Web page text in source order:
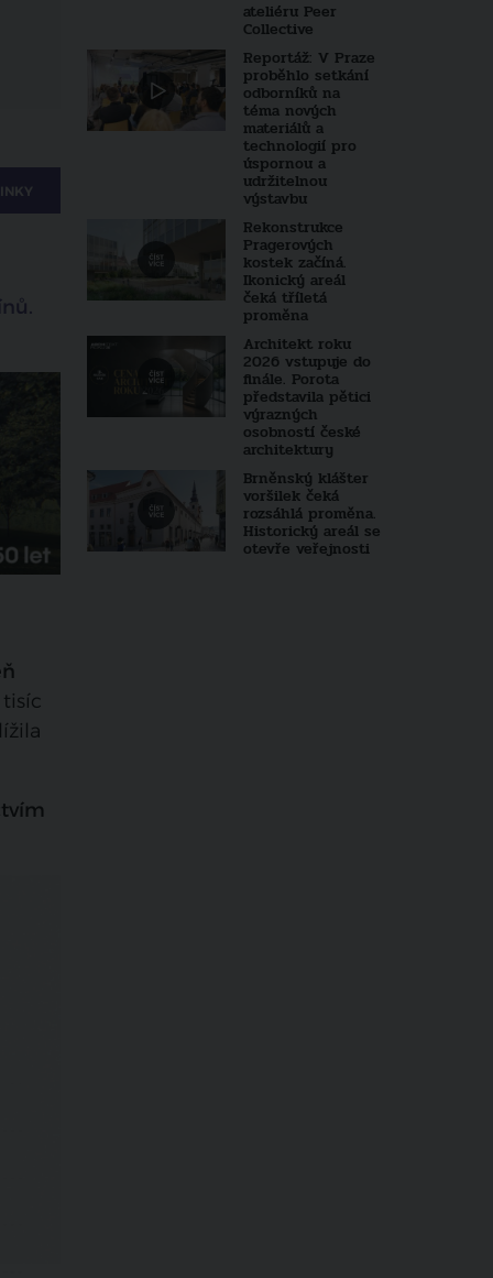
ateliéru Peer
Collective
Reportáž: V Praze
proběhlo setkání
odborníků na
téma nových
materiálů a
technologií pro
úspornou a
udržitelnou
výstavbu
Rekonstrukce
Pragerových
kostek začíná.
Ikonický areál
čeká tříletá
proměna
Architekt roku
2026 vstupuje do
finále. Porota
představila pětici
výrazných
osobností české
architektury
Brněnský klášter
voršilek čeká
rozsáhlá proměna.
Historický areál se
otevře veřejnosti